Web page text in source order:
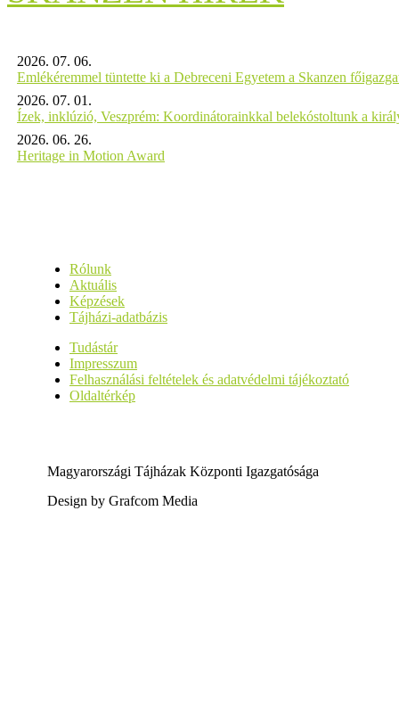
2026. 07. 06.
Emlékéremmel tüntette ki a Debreceni Egyetem a Skanzen
2026. 07. 01.
Ízek, inklúzió, Veszprém: Koordinátorainkkal belekóstoltunk a
2026. 06. 26.
Heritage in Motion Award
Rólunk
Aktuális
Képzések
Tájházi-adatbázis
Tudástár
Impresszum
Felhasználási feltételek és adatvédelmi tájékoztató
Oldaltérkép
Magyarországi Tájházak Központi Igazgatósága
Design by Grafcom Media